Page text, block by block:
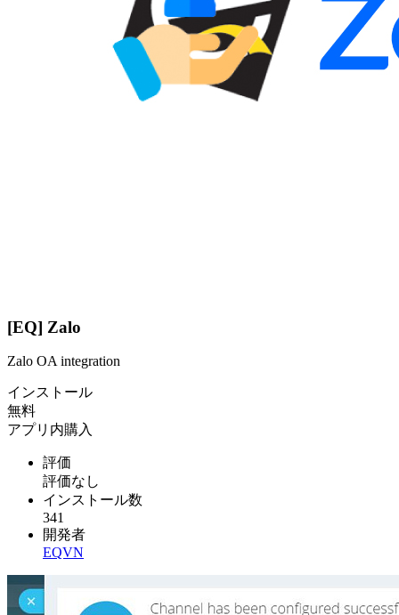
[EQ] Zalo
Zalo OA integration
インストール
無料
アプリ内購入
評価
評価なし
インストール数
341
開発者
EQVN